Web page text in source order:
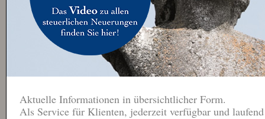
Aktuelle Informationen in übersichtlicher Form.
Als Service für Klienten, jederzeit verfügbar und